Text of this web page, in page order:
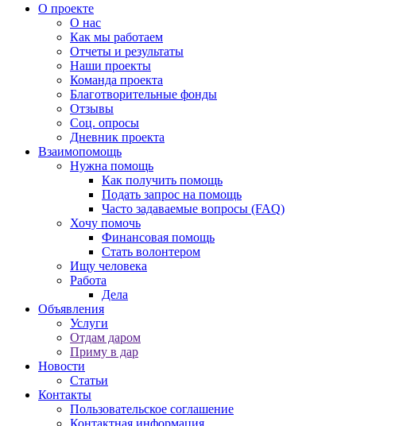
О проекте
О нас
Как мы работаем
Отчеты и результаты
Наши проекты
Команда проекта
Благотворительные фонды
Отзывы
Соц. опросы
Дневник проекта
Взаимопомощь
Нужна помощь
Как получить помощь
Подать запрос на помощь
Часто задаваемые вопросы (FAQ)
Хочу помочь
Финансовая помощь
Стать волонтером
Ищу человека
Работа
Дела
Объявления
Услуги
Отдам даром
Приму в дар
Новости
Статьи
Контакты
Пользовательское соглашение
Контактная информация